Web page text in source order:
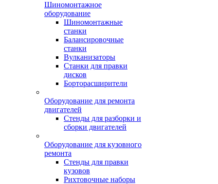
Шиномонтажное
оборудование
Шиномонтажные
станки
Балансировочные
станки
Вулканизаторы
Станки для правки
дисков
Борторасширители
Оборудование для ремонта
двигателей
Стенды для разборки и
сборки двигателей
Оборудование для кузовного
ремонта
Стенды для правки
кузовов
Рихтовочные наборы